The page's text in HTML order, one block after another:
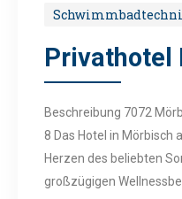
Privathotel
Beschreibung 7072
8 Das Hotel in Mörbisch
Herzen des beliebten
großzügigen